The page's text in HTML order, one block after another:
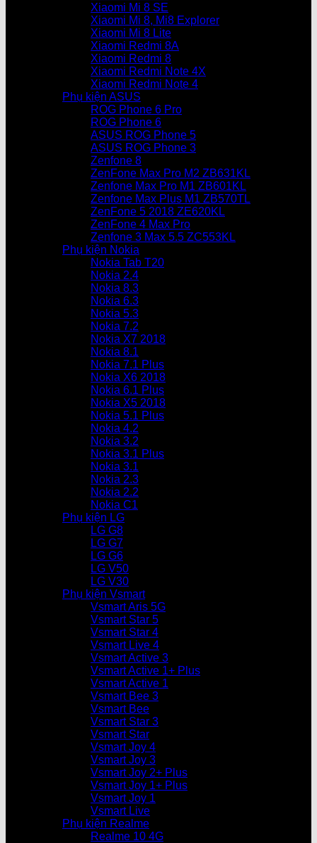
Xiaomi Mi 8 SE
Xiaomi Mi 8, Mi8 Explorer
Xiaomi Mi 8 Lite
Xiaomi Redmi 8A
Xiaomi Redmi 8
Xiaomi Redmi Note 4X
Xiaomi Redmi Note 4
Phụ kiện ASUS
ROG Phone 6 Pro
ROG Phone 6
ASUS ROG Phone 5
ASUS ROG Phone 3
Zenfone 8
ZenFone Max Pro M2 ZB631KL
Zenfone Max Pro M1 ZB601KL
Zenfone Max Plus M1 ZB570TL
ZenFone 5 2018 ZE620KL
ZenFone 4 Max Pro
Zenfone 3 Max 5.5 ZC553KL
Phụ kiện Nokia
Nokia Tab T20
Nokia 2.4
Nokia 8.3
Nokia 6.3
Nokia 5.3
Nokia 7.2
Nokia X7 2018
Nokia 8.1
Nokia 7.1 Plus
Nokia X6 2018
Nokia 6.1 Plus
Nokia X5 2018
Nokia 5.1 Plus
Nokia 4.2
Nokia 3.2
Nokia 3.1 Plus
Nokia 3.1
Nokia 2.3
Nokia 2.2
Nokia C1
Phụ kiện LG
LG G8
LG G7
LG G6
LG V50
LG V30
Phụ kiện Vsmart
Vsmart Aris 5G
Vsmart Star 5
Vsmart Star 4
Vsmart Live 4
Vsmart Active 3
Vsmart Active 1+ Plus
Vsmart Active 1
Vsmart Bee 3
Vsmart Bee
Vsmart Star 3
Vsmart Star
Vsmart Joy 4
Vsmart Joy 3
Vsmart Joy 2+ Plus
Vsmart Joy 1+ Plus
Vsmart Joy 1
Vsmart Live
Phụ kiện Realme
Realme 10 4G